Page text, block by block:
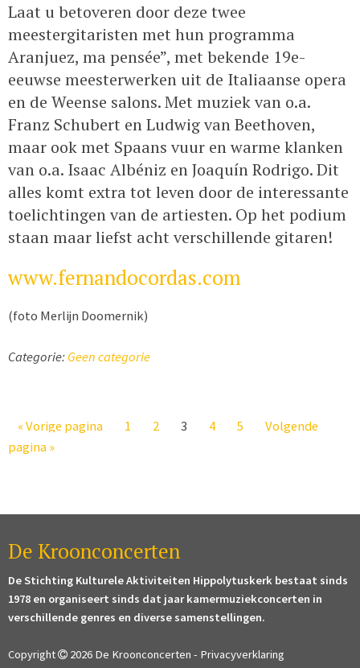
Laat u betoveren door deze twee
meestergitaristen met hun programma
Aranjuez, ma pensée”, met bekende 19e-
eeuwse meesterwerken uit de Italiaanse opera
en de Weense salons. Met muziek van o.a.
Franz Schubert en Ludwig van Beethoven,
maar ook met Spaans vuur en warme klanken
van o.a. Isaac Albéniz en Joaquín Rodrigo. Dit
alles komt extra tot leven door de interessante
toelichtingen van de artiesten. Op het podium
staan maar liefst acht verschillende gitaren!
www.fernandocordas.com
(foto Merlijn Doomernik)
Categorie:Geen categorie
«Ga
naar
Vorige pagina Pagina
1 Pagina
2 Pagina
3 Pagina
4 Pagina
5
Ga
Volgende
pagina »
De Kroonconcerten
De Stichting Kulturele Aktiviteiten Hippolytuskerk bestaat sinds
1978 en organiseert sinds dat jaar kamermuziekconcerten in
verschillende genres en diverse samenstellingen.
Copyright 2026 De Kroonconcerten - Privacyverklaring